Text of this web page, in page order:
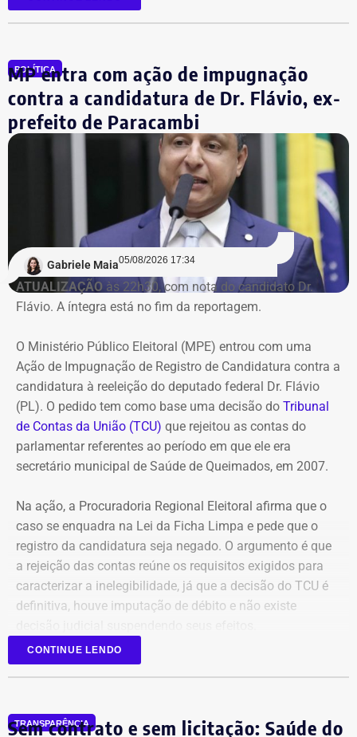
R$ 1 bilhão por mês em 2025, a empresa sofreu uma
praticamente zero no início de 2026.
Ainda de acordo com a procuradoria, o grupo continuou
acumulando prejuízos, manteve elevados custos
operacionais e não apresentou perspectiva de geração de
caixa suficiente para sustentar as atividades ou quitar
Na avaliação do Executivo estadual, a recuperação
judicial deixou de cumprir sua função de permitir a
recuperação da empresa.
Refit não teria honrado os
pagamentos
O governo também sustenta que os responsáveis pela
Refit descumpriram o parcelamento especial firmado
para quitar débitos tributários. Conforme a PGE, as
parcelas deixaram de ser pagas por mais de 90 dias,
situação que, segundo a legislação, autoriza o
Outro ponto destacado é que, mesmo após aderir ao
parcelamento, a empresa teria acumulado mais de R$ 1,8
bilhão em novos débitos com o Estado. Segundo a
Procuradoria, esse montante supera em mais do que o
dobro o valor pago durante a vigência do acordo,
regularizar sua situação fiscal.
Na avaliação da PGE, manter a recuperação judicial
empresa, prejudica a arrecadação de impostos, afeta a
POLÍTICA
MP entra com ação de impugnação
contra a candidatura de Dr. Flávio, ex-
prefeito de Paracambi
Gabriele Maia05/08/2026 17:34
ATUALIZAÇÃO às 22h30, com nota do candidato Dr.
Flávio. A íntegra está no fim da reportagem.
O Ministério Público Eleitoral (MPE) entrou com uma
Ação de Impugnação de Registro de Candidatura contra a
candidatura à reeleição do deputado federal Dr. Flávio
(PL). O pedido tem como base uma decisão do Tribunal
de Contas da União (TCU) que rejeitou as contas do
parlamentar referentes ao período em que ele era
secretário municipal de Saúde de Queimados, em 2007.
Na ação, a Procuradoria Regional Eleitoral afirma que o
caso se enquadra na Lei da Ficha Limpa e pede que o
registro da candidatura seja negado. O argumento é que
a rejeição das contas reúne os requisitos exigidos para
caracterizar a inelegibilidade, já que a decisão do TCU é
definitiva, houve imputação de débito e não existe
Atualmente deputado federal, Dr. Flávio também foi
CONTINUE LENDO
TRANSPARÊNCIA
Sem contrato e sem licitação: Saúde do